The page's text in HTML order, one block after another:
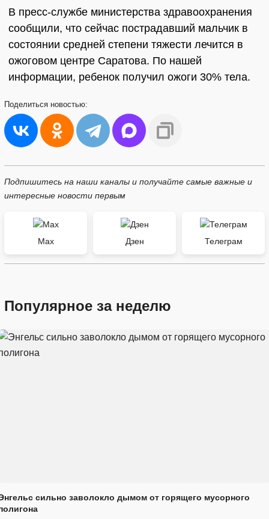
В пресс-службе министерства здравоохранения
сообщили, что сейчас пострадавший мальчик в
состоянии средней степени тяжести лечится в
ожоговом центре Саратова. По нашей
информации, ребенок получил ожоги 30% тела.
Поделиться новостью:
Подпишитесь на наши каналы и получайте самые важные и
интересные новости первым
Max Дзен Телеграм
Популярное за неделю
сильно заволокло дымом от горящего мусорного